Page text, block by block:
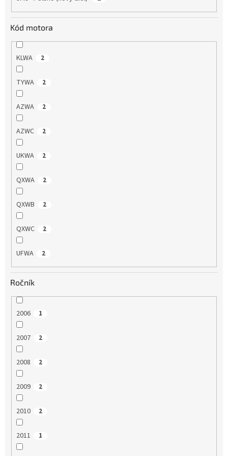
Kód motora
KLWA 2
TYWA 2
AZWA 2
AZWC 2
UKWA 2
QXWA 2
QXWB 2
QXWC 2
UFWA 2
Ročník
2006 1
2007 2
2008 2
2009 2
2010 2
2011 1